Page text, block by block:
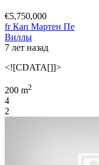
€5,750,000
fr Кап Мартен Пе
Виллы
7 лет назад
<![CDATA[]]>
200 m2
4
2